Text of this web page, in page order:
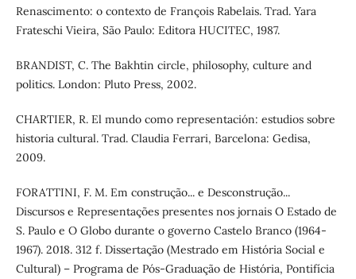
Renascimento: o contexto de François Rabelais. Trad. Yara
Frateschi Vieira, São Paulo: Editora HUCITEC, 1987.
BRANDIST, C. The Bakhtin circle, philosophy, culture and
politics. London: Pluto Press, 2002.
CHARTIER, R. El mundo como representación: estudios sobre
historia cultural. Trad. Claudia Ferrari, Barcelona: Gedisa,
2009.
FORATTINI, F. M. Em construção... e Desconstrução...
Discursos e Representações presentes nos jornais O Estado de
S. Paulo e O Globo durante o governo Castelo Branco (1964-
1967). 2018. 312 f. Dissertação (Mestrado em História Social e
Cultural) – Programa de Pós-Graduação de História, Pontifícia